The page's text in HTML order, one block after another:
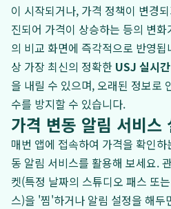
이 시작되거나, 가격 정책이 변경
진되어 가격이 상승하는 등의 변
의 비교 화면에 즉각적으로 반영
상 가장 최신의 정확한 USJ 실시
을 내릴 수 있으며, 오래된 정보로
수를 방지할 수 있습니다.
가격 변동 알림 서비스
매번 앱에 접속하여 가격을 확인
동 알림 서비스를 활용해 보세요.
켓(특정 날짜의 스튜디오 패스 또
스)을 '찜'하거나 알림 설정을 해두